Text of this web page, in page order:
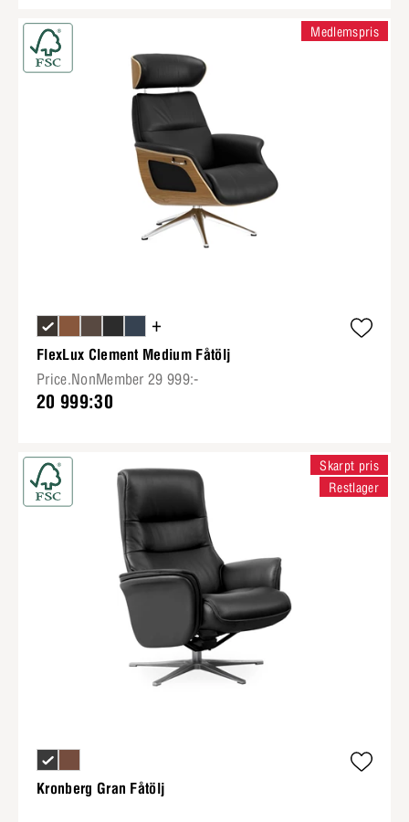
+
FlexLux Clement Medium Fåtölj
Price.NonMember 29 999:-
20 999:30
Medlemspris
Kronberg Gran Fåtölj
Skarpt pris
Restlager